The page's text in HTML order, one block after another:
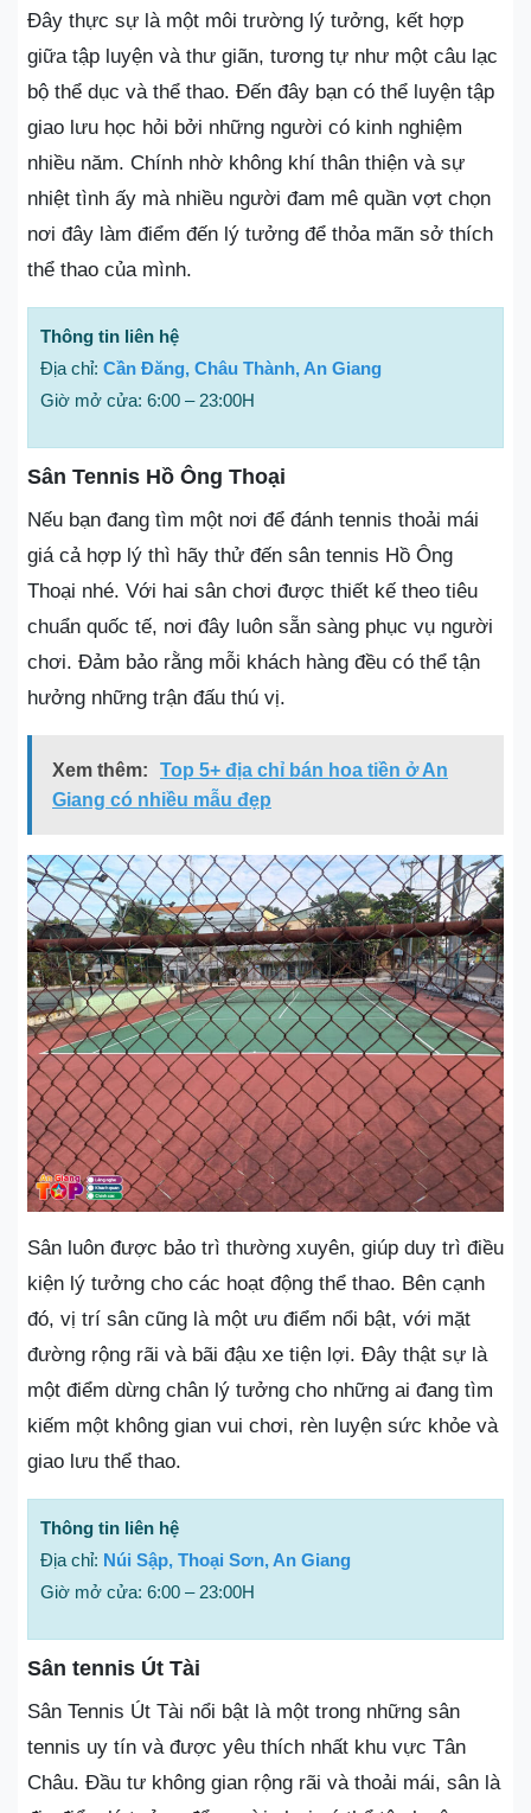
Đây thực sự là một môi trường lý tưởng, kết hợp
giữa tập luyện và thư giãn, tương tự như một câu lạc
bộ thể dục và thể thao. Đến đây bạn có thể luyện tập
giao lưu học hỏi bởi những người có kinh nghiệm
nhiều năm. Chính nhờ không khí thân thiện và sự
nhiệt tình ấy mà nhiều người đam mê quần vợt chọn
nơi đây làm điểm đến lý tưởng để thỏa mãn sở thích
thể thao của mình.
Thông tin liên hệ
Địa chỉ: Cần Đăng, Châu Thành, An Giang
Giờ mở cửa: 6:00 – 23:00H
Sân Tennis Hồ Ông Thoại
Nếu bạn đang tìm một nơi để đánh tennis thoải mái
giá cả hợp lý thì hãy thử đến sân tennis Hồ Ông
Thoại nhé. Với hai sân chơi được thiết kế theo tiêu
chuẩn quốc tế, nơi đây luôn sẵn sàng phục vụ người
chơi. Đảm bảo rằng mỗi khách hàng đều có thể tận
hưởng những trận đấu thú vị.
Xem thêm:
Top 5+ địa chỉ bán hoa tiền ở An
Giang có nhiều mẫu đẹp
Sân luôn được bảo trì thường xuyên, giúp duy trì điều
kiện lý tưởng cho các hoạt động thể thao. Bên cạnh
đó, vị trí sân cũng là một ưu điểm nổi bật, với mặt
đường rộng rãi và bãi đậu xe tiện lợi. Đây thật sự là
một điểm dừng chân lý tưởng cho những ai đang tìm
kiếm một không gian vui chơi, rèn luyện sức khỏe và
giao lưu thể thao.
Thông tin liên hệ
Địa chỉ: Núi Sập, Thoại Sơn, An Giang
Giờ mở cửa: 6:00 – 23:00H
Sân tennis Út Tài
Sân Tennis Út Tài nổi bật là một trong những sân
tennis uy tín và được yêu thích nhất khu vực Tân
Châu. Đầu tư không gian rộng rãi và thoải mái, sân là